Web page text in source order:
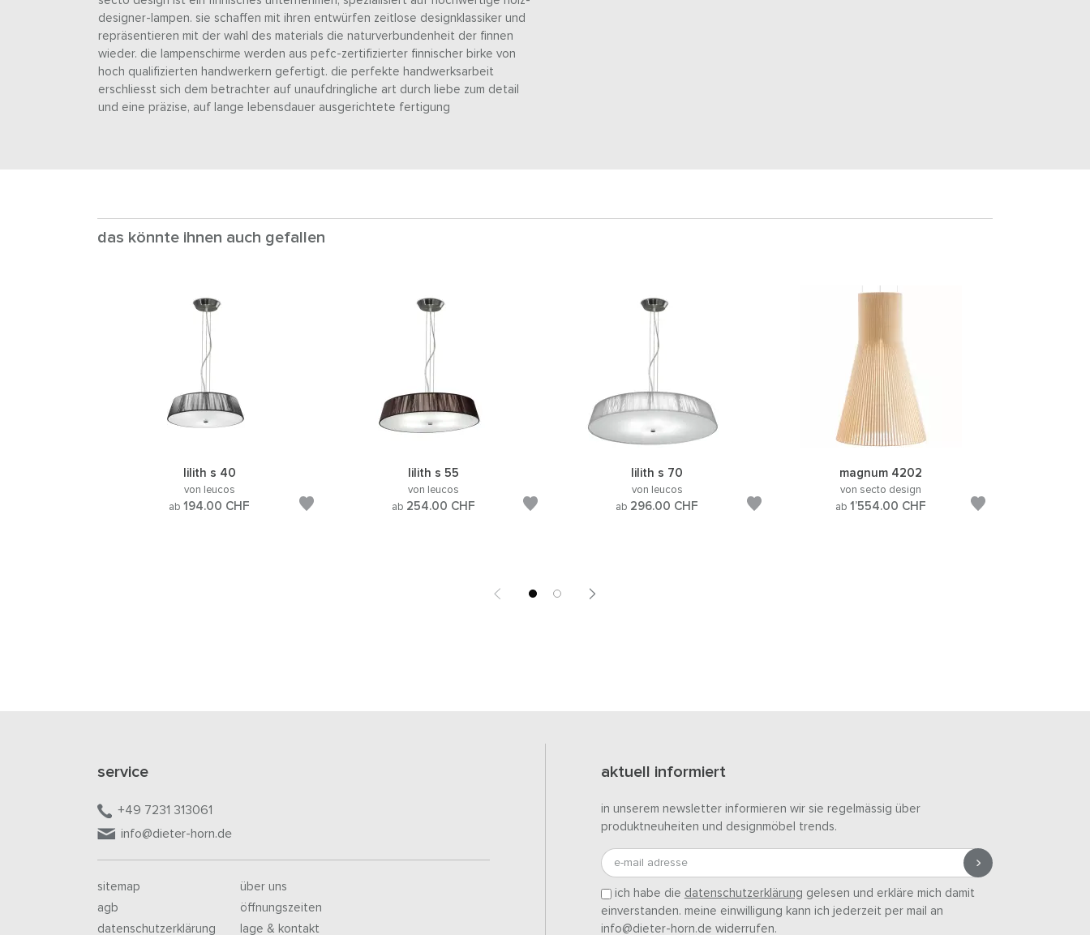
designer-lampen. sie schaffen mit ihren entwürfen zeitlose designklassiker und
repräsentieren mit der wahl des materials die naturverbundenheit der finnen
wieder. die lampenschirme werden aus pefc-zertifizierter finnischer birke von
hoch qualifizierten handwerkern gefertigt. die perfekte handwerksarbeit
erschliesst sich dem betrachter auf unaufdringliche art durch liebe zum detail
und eine präzise, auf lange lebensdauer ausgerichtete fertigung
das könnte ihnen auch gefallen
lilith s 40
von leucos
ab 194.00 CHF
lilith s 55
von leucos
ab 254.00 CHF
lilith s 70
von leucos
ab 296.00 CHF
magnum 4202
von secto design
ab 1’554.00 CHF
service
+49 7231 313061
info@dieter-horn.de
sitemap
agb
datenschutzerklärung
über uns
öffnungszeiten
lage & kontakt
aktuell informiert
in unserem newsletter informieren wir sie regelmässig über
produktneuheiten und designmöbel trends.
e-mail adresse
ich habe die datenschutzerklärung gelesen und erkläre mich damit
einverstanden. meine einwilligung kann ich jederzeit per mail an
info@dieter-horn.de widerrufen.